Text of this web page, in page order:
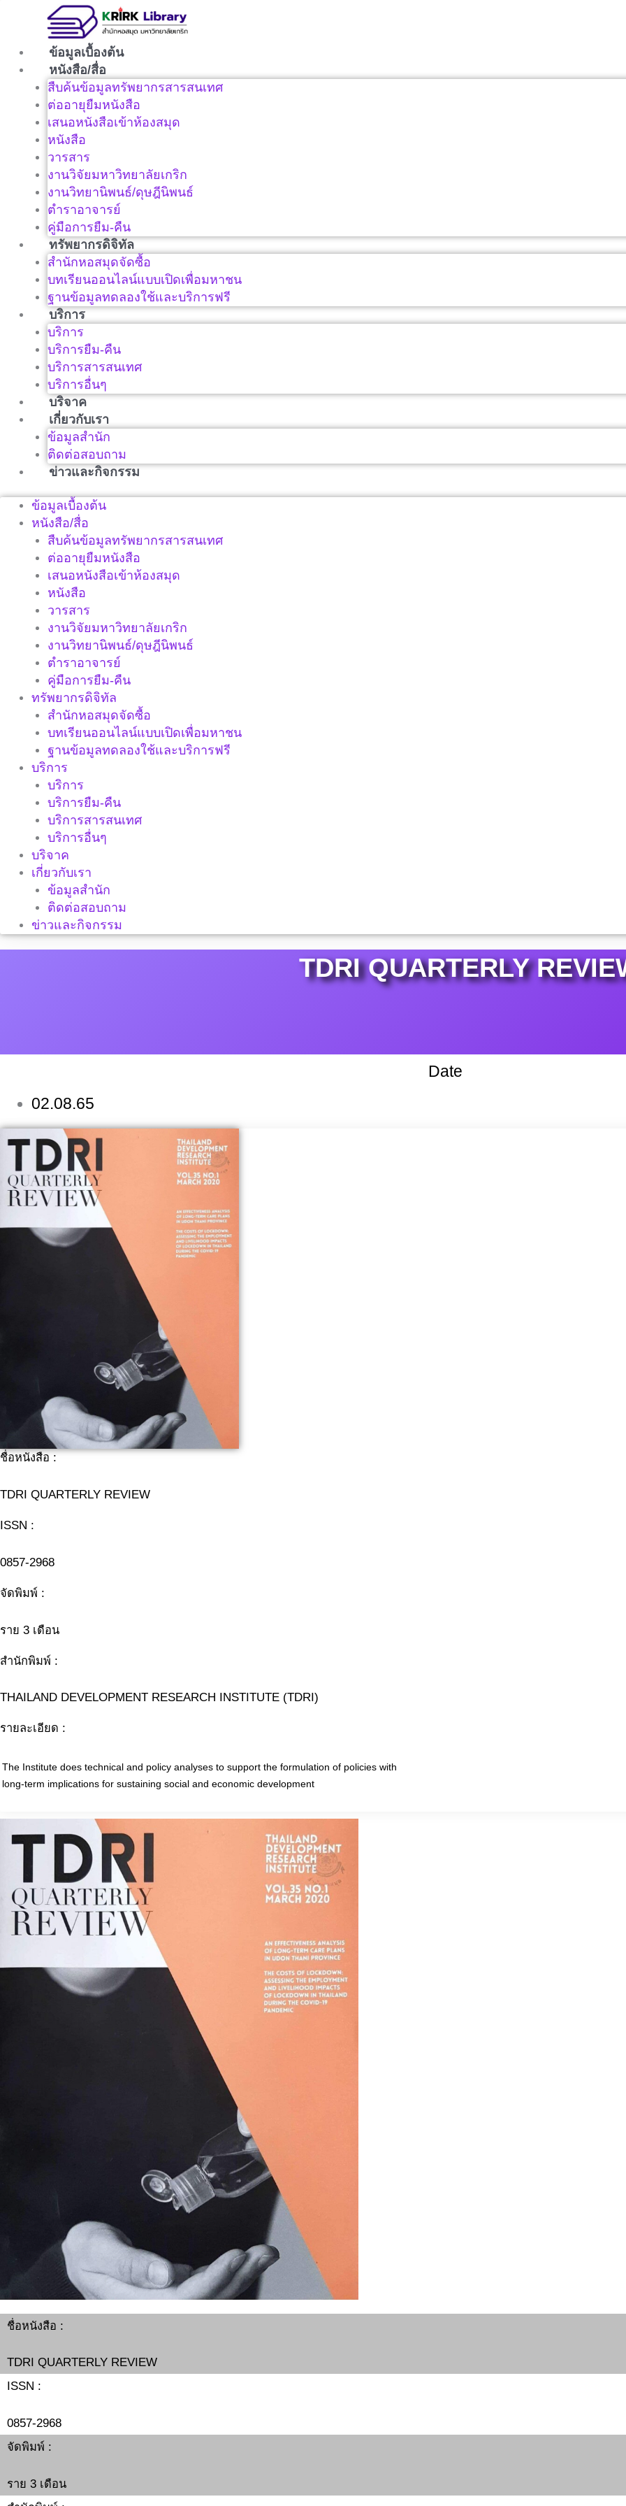
ข้อมูลเบื้องต้น
หนังสือ/สื่อ
สืบค้นข้อมูลทรัพยากรสารสนเทศ
ต่ออายุยืมหนังสือ
เสนอหนังสือเข้าห้องสมุด
หนังสือ
วารสาร
งานวิจัยมหาวิทยาลัยเกริก
งานวิทยานิพนธ์/ดุษฎีนิพนธ์
ตำราอาจารย์
คู่มือการยืม-คืน
ทรัพยากรดิจิทัล
สำนักหอสมุดจัดซื้อ
บทเรียนออนไลน์แบบเปิดเพื่อมหาชน
ฐานข้อมูลทดลองใช้และบริการฟรี
บริการ
บริการ
บริการยืม-คืน
บริการสารสนเทศ
บริการอื่นๆ
บริจาค
เกี่ยวกับเรา
ข้อมูลสำนัก
ติดต่อสอบถาม
ข่าวและกิจกรรม
ข้อมูลเบื้องต้น
หนังสือ/สื่อ
สืบค้นข้อมูลทรัพยากรสารสนเทศ
ต่ออายุยืมหนังสือ
เสนอหนังสือเข้าห้องสมุด
หนังสือ
วารสาร
งานวิจัยมหาวิทยาลัยเกริก
งานวิทยานิพนธ์/ดุษฎีนิพนธ์
ตำราอาจารย์
คู่มือการยืม-คืน
ทรัพยากรดิจิทัล
สำนักหอสมุดจัดซื้อ
บทเรียนออนไลน์แบบเปิดเพื่อมหาชน
ฐานข้อมูลทดลองใช้และบริการฟรี
บริการ
บริการ
บริการยืม-คืน
บริการสารสนเทศ
บริการอื่นๆ
บริจาค
เกี่ยวกับเรา
ข้อมูลสำนัก
ติดต่อสอบถาม
ข่าวและกิจกรรม
TDRI QUARTERLY
Date
02.08.65
ชื่อหนังสือ :
TDRI QUARTERLY REVIEW
ISSN :
0857-2968
จัดพิมพ์ :
ราย 3 เดือน
สำนักพิมพ์ :
THAILAND DEVELOPMENT RESEARCH INSTITUTE (TDRI)
รายละเอียด :
The Institute does technical and policy analyses to support the formulation of policies with
long-term implications for sustaining social and economic development
ชื่อหนังสือ :
TDRI QUARTERLY REVIEW
ISSN :
0857-2968
จัดพิมพ์ :
ราย 3 เดือน